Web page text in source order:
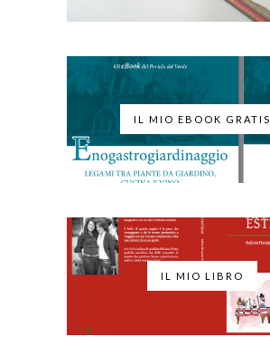
IL MIO EBOOK GRATIS
IL MIO LIBRO